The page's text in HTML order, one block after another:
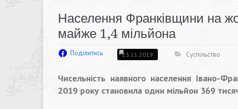
Населення Франківщини на
майже 1,4 мільйона
Поділитись 23.11.2019 Суспільство
Чисельність наявного населення Івано-
2019 року становила один мільйон 369